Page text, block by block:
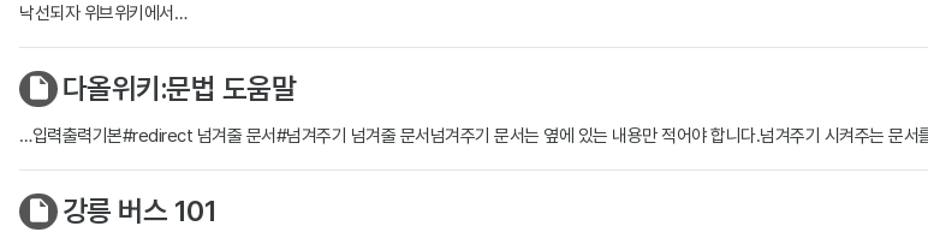
낙선되자 위브위키에서…
다올위키:문법 도움말
…입력출력기본#redirect 넘겨줄 문서#넘겨주기 넘겨줄 문서넘겨주기 문서는 옆에 있는 내용만 적어야 합니다.넘겨주기 시켜주는 문
강릉 버스 101